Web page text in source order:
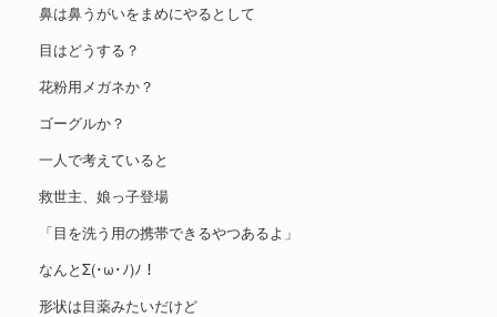
鼻は鼻うがいをまめにやるとして
目はどうする？
花粉用メガネか？
ゴーグルか？
一人で考えていると
救世主、娘っ子登場
「目を洗う用の携帯できるやつあるよ」
なんとΣ(･ω･ﾉ)ﾉ！
形状は目薬みたいだけど